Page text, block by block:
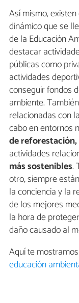
Así mismo,
dinámico que se
de la Educación
destacar
públicas como
actividades
conseguir fondos
ambiente.
relacionadas con
cabo en entornos
de
actividades
más sostenibles.
otro, siempre
la conciencia y la
de los mejores
la hora de
daño causado al
Aquí te
educación